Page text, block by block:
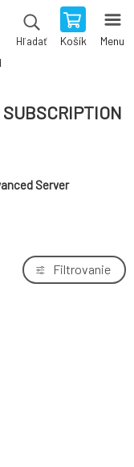
Hľadať Košík Menu
SUBSCRIPTION
Server
Filtrovanie